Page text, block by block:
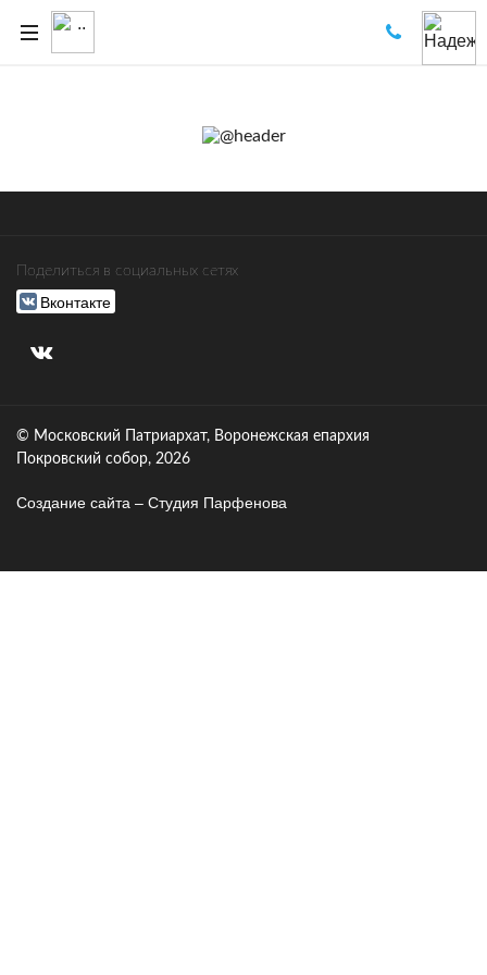
Поделиться в социальных сетях
Вконтакте
© Московский Патриархат, Воронежcкая епархия
Покровский собор, 2026
Создание сайта – Cтудия Парфенова